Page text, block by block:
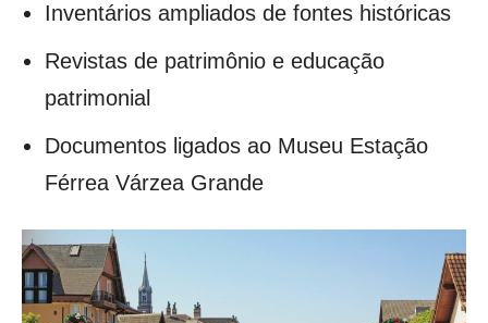
Inventários ampliados de fontes históricas
Revistas de patrimônio e educação
patrimonial
Documentos ligados ao Museu Estação
Férrea Várzea Grande